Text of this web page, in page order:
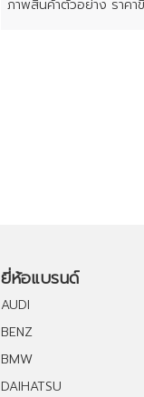
ยี่ห้อแบรนด์
AUDI
BENZ
BMW
DAIHATSU